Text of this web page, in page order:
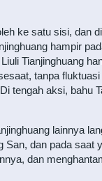
ke satu sisi, dan
hampir
Tianjinghuang
tanpa
tengah aksi, bahu
lainnya
San, dan pada saat
dan